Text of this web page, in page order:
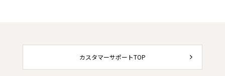
カスタマーサポートTOP